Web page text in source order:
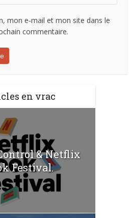
mon e-mail et mon site dans le
commentaire.
en vrac
& Netflix
Festival.